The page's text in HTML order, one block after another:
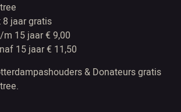
8 jaar gratis
m 15 jaar € 9,00
15 jaar € 11,50
& Donateurs gratis